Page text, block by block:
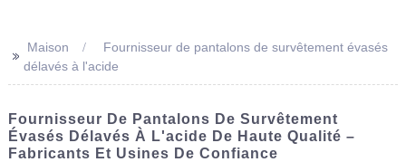
>> Maison
Fournisseur de pantalons de survêtement évasés
délavés à l'acide
Fournisseur De Pantalons De Survêtement
Évasés Délavés À L'acide De Haute Qualité –
Fabricants Et Usines De Confiance